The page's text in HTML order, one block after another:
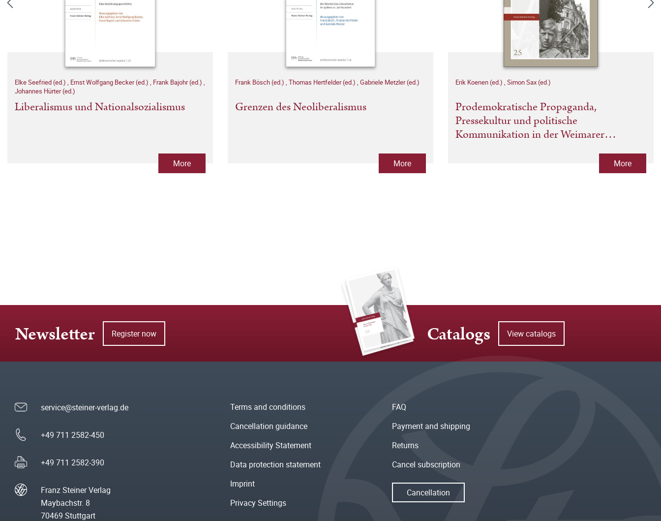
Elke Seefried (ed.) , Ernst Wolfgang Becker (ed.) , Frank Bajohr (ed.) ,
Johannes Hürter (ed.)
Liberalismus und Nationalsozialismus
More
Frank Bösch (ed.) , Thomas Hertfelder (ed.) , Gabriele Metzler (ed.)
Grenzen des Neoliberalismus
More
Erik Koenen (ed.) , Simon Sax (ed.)
Prodemokratische Propaganda,
Pressekultur und politische
Kommunikation in der Weimarer
More
Newsletter Register now Catalogs View catalogs
service@steiner-verlag.de
+49 711 2582-450
+49 711 2582-390
Franz Steiner Verlag
Maybachstr. 8
70469 Stuttgart
Terms and conditions
Cancellation guidance
Accessibility Statement
Data protection statement
Imprint
Privacy Settings
FAQ
Payment and shipping
Returns
Cancel subscription
Cancellation